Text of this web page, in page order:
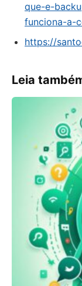
que-e-
funciona-a-
https://
Leia